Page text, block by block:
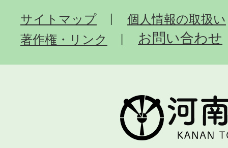
サイトマップ
個人情報の取扱い
著作権・リンク
お問い合わせ